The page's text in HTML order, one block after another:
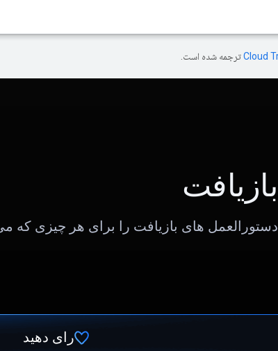
ترجمه شده است.
بازیافت
دستورالعمل های بازیافت را برای هر چیزی که می
رای دهید